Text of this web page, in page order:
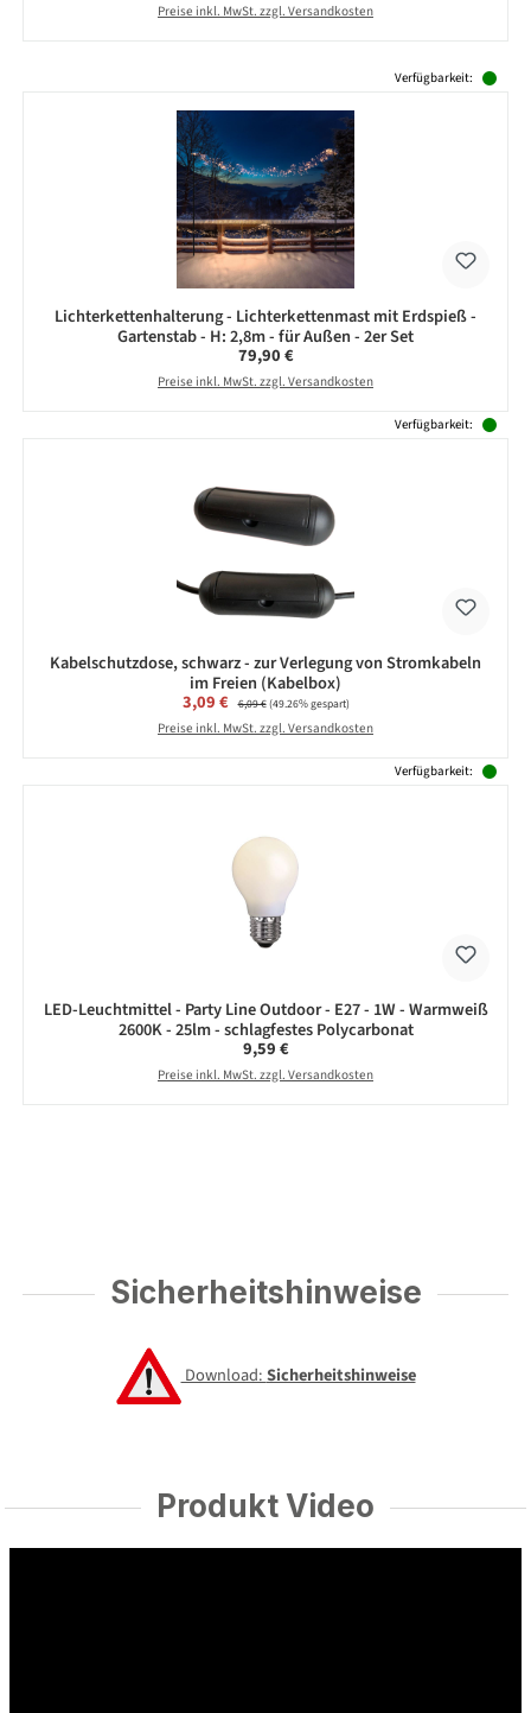
Preise inkl. MwSt. zzgl. Versandkosten
Verfügbarkeit:
Lichterkettenhalterung - Lichterkettenmast mit Erdspieß -
Gartenstab - H: 2,8m - für Außen - 2er Set
Regulärer Preis:
79,90 €
Preise inkl. MwSt. zzgl. Versandkosten
Verfügbarkeit:
Kabelschutzdose, schwarz - zur Verlegung von Stromkabeln
im Freien (Kabelbox)
Verkaufspreis:
3,09 € Regulärer Preis:
6,09 €(49.26% gespart)
Preise inkl. MwSt. zzgl. Versandkosten
Verfügbarkeit:
LED-Leuchtmittel - Party Line Outdoor - E27 - 1W - Warmweiß
2600K - 25lm - schlagfestes Polycarbonat
Regulärer Preis:
9,59 €
Preise inkl. MwSt. zzgl. Versandkosten
Sicherheitshinweise
Download:Sicherheitshinweise
Produkt Video